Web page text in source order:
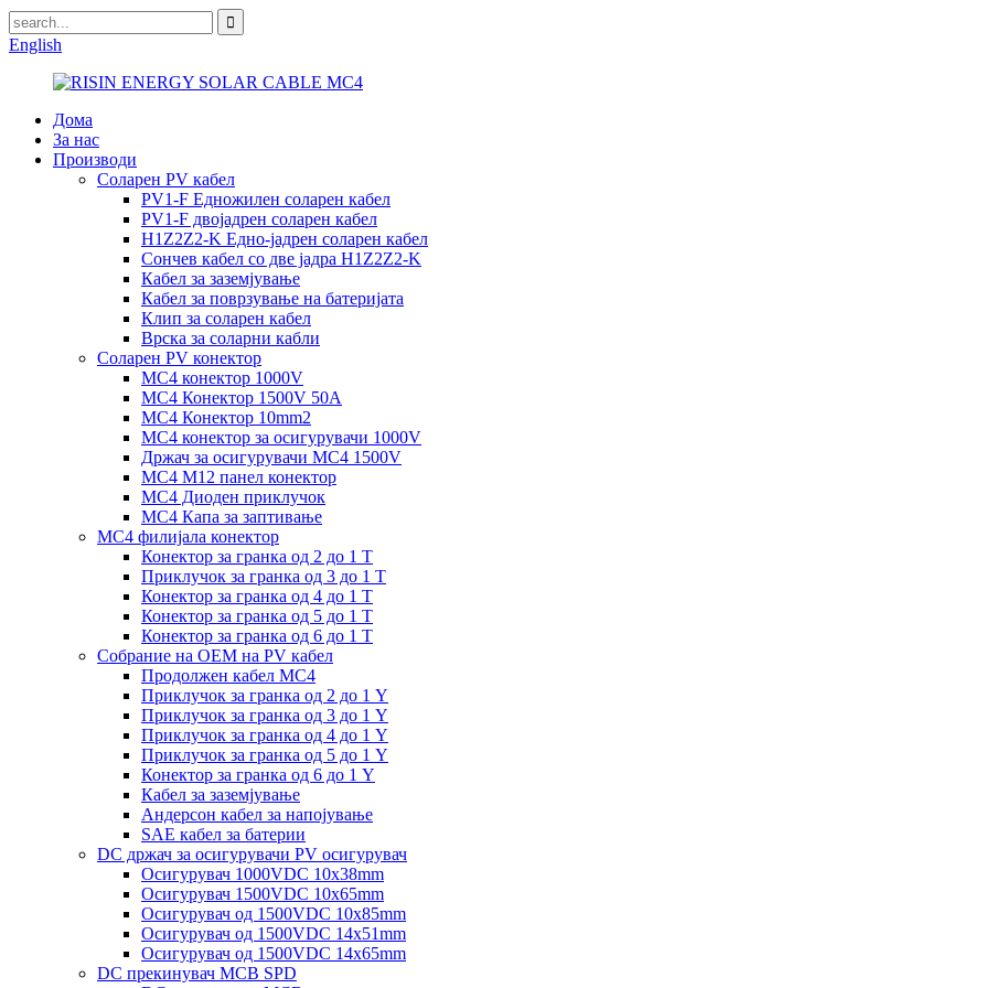
English
Дома
За нас
Производи
Соларен PV кабел
PV1-F Едножилен соларен кабел
PV1-F двојадрен соларен кабел
H1Z2Z2-K Едно-јадрен соларен кабел
Сончев кабел со две јадра H1Z2Z2-K
Кабел за заземјување
Кабел за поврзување на батеријата
Клип за соларен кабел
Врска за соларни кабли
Соларен PV конектор
MC4 конектор 1000V
MC4 Конектор 1500V 50A
MC4 Конектор 10mm2
MC4 конектор за осигурувачи 1000V
Држач за осигурувачи MC4 1500V
MC4 M12 панел конектор
MC4 Диоден приклучок
MC4 Капа за заптивање
MC4 филијала конектор
Конектор за гранка од 2 до 1 Т
Приклучок за гранка од 3 до 1 Т
Конектор за гранка од 4 до 1 Т
Конектор за гранка од 5 до 1 Т
Конектор за гранка од 6 до 1 Т
Собрание на ОЕМ на PV кабел
Продолжен кабел MC4
Приклучок за гранка од 2 до 1 Y
Приклучок за гранка од 3 до 1 Y
Приклучок за гранка од 4 до 1 Y
Приклучок за гранка од 5 до 1 Y
Конектор за гранка од 6 до 1 Y
Кабел за заземјување
Андерсон кабел за напојување
SAE кабел за батерии
DC држач за осигурувачи PV осигурувач
Осигурувач 1000VDC 10x38mm
Осигурувач 1500VDC 10x65mm
Осигурувач од 1500VDC 10x85mm
Осигурувач од 1500VDC 14x51mm
Осигурувач од 1500VDC 14x65mm
DC прекинувач MCB SPD